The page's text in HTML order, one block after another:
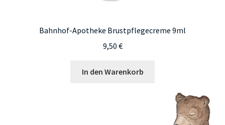
Bahnhof-Apotheke Brustpflegecreme 9ml
9,50 €
In den Warenkorb